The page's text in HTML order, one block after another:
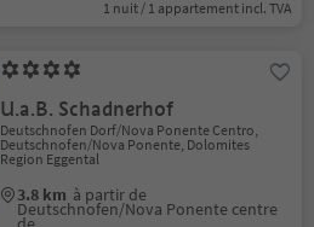
1 nuit / 1 appartement incl. TVA
U.a.B. Schadnerhof
Deutschnofen Dorf/Nova Ponente Centro,
Deutschnofen/Nova Ponente, Dolomites
Region Eggental
3.8 km à partir de
Deutschnofen/Nova Ponente centre